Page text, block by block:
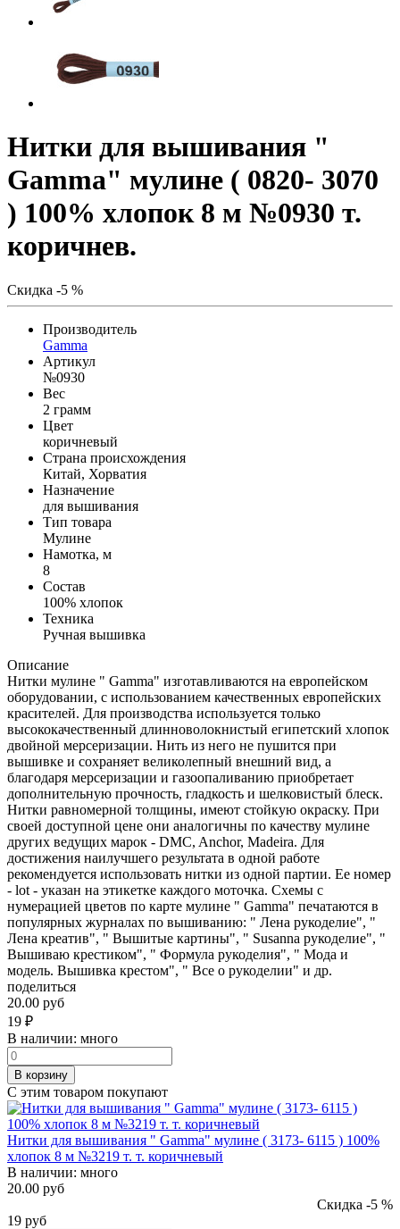
Нитки для вышивания "
Gamma" мулине ( 0820- 3070
) 100% хлопок 8 м №0930 т.
коричнев.
Скидка -5 %
Производитель
Gamma
Артикул
№0930
Вес
2 грамм
Цвет
коричневый
Страна происхождения
Китай, Хорватия
Назначение
для вышивания
Тип товара
Мулине
Намотка, м
8
Состав
100% хлопок
Техника
Ручная вышивка
Описание
Нитки мулине " Gamma" изготавливаются на европейском
оборудовании, с использованием качественных европейских
красителей. Для производства используется только
высококачественный длинноволокнистый египетский хлопок
двойной мерсеризации. Нить из него не пушится при
вышивке и сохраняет великолепный внешний вид, а
благодаря мерсеризации и газоопаливанию приобретает
дополнительную прочность, гладкость и шелковистый блеск.
Нитки равномерной толщины, имеют стойкую окраску. При
своей доступной цене они аналогичны по качеству мулине
других ведущих марок - DMC, Anchor, Madeira. Для
достижения наилучшего результата в одной работе
рекомендуется использовать нитки из одной партии. Ее номер
- lot - указан на этикетке каждого моточка. Схемы с
нумерацией цветов по карте мулине " Gamma" печатаются в
популярных журналах по вышиванию: " Лена рукоделие", "
Лена креатив", " Вышитые картины", " Susanna рукоделие", "
Вышиваю крестиком", " Формула рукоделия", " Мода и
модель. Вышивка крестом", " Все о рукоделии" и др.
поделиться
20.00 руб
19 ₽
В наличии: много
В корзину
С этим товаром покупают
Нитки для вышивания " Gamma" мулине ( 3173- 6115 ) 100%
хлопок 8 м №3219 т. т. коричневый
В наличии: много
20.00 руб
Скидка -5 %
19 руб